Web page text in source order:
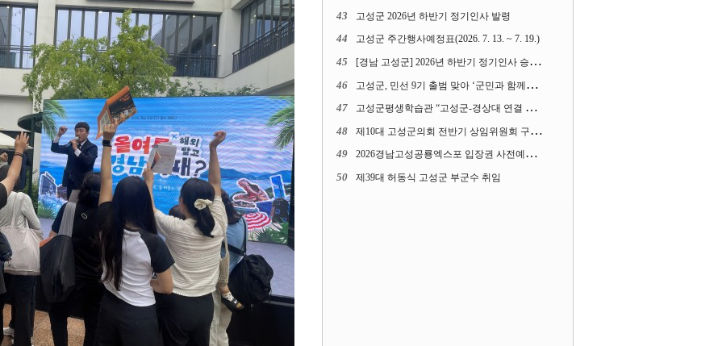
43 고성군 2026년 하반기 정기인사 발령
44 고성군 주간행사예정표(2026. 7. 13. ~ 7. 19.)
45 [경남 고성군] 2026년 하반기 정기인사 승진심사 결과
46 고성군, 민선 9기 출범 맞아 ‘군민과 함께하는 대전환 소통간담회’ 열어
47 고성군평생학습관 “고성군-경상대 연결 평생교육” 운영
48 제10대 고성군의회 전반기 상임위원회 구성 완료
49 2026경남고성공룡엑스포 입장권 사전예매 시작
50 제39대 허동식 고성군 부군수 취임